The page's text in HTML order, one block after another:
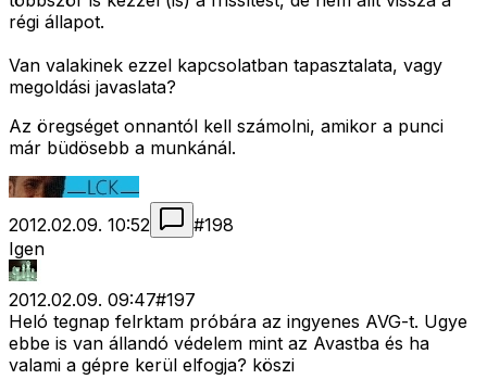
régi állapot.
Van valakinek ezzel kapcsolatban tapasztalata, vagy
megoldási javaslata?
Az öregséget onnantól kell számolni, amikor a punci
már büdösebb a munkánál.
2012.02.09. 10:52 #198
Igen
2012.02.09. 09:47#197
Heló tegnap felrktam próbára az ingyenes AVG-t. Ugye
ebbe is van állandó védelem mint az Avastba és ha
valami a gépre kerül elfogja? köszi